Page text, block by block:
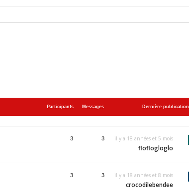
Participants Messages Dernière publication
3 3 il y a 18 années et 5 mois
floflogloglo
3 3 il y a 18 années et 8 mois
crocodilebendee